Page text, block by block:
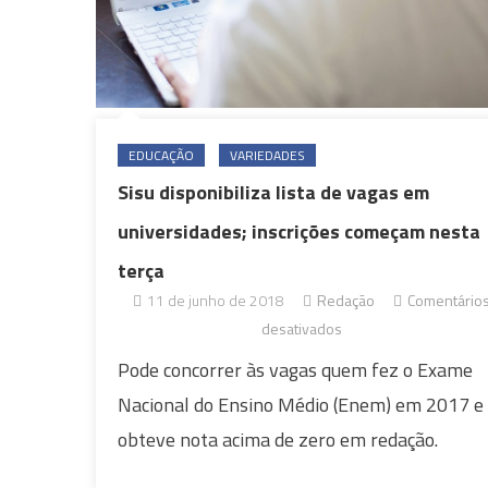
EDUCAÇÃO VARIEDADES
Sisu disponibiliza lista de vagas em
universidades; inscrições começam nesta
terça
11 de junho de 2018 Redação
desativados
disponibiliza
lista
de
Pode concorrer às vagas quem fez o Exame
Nacional do Ensino Médio (Enem) em 2017 e
obteve nota acima de zero em redação.